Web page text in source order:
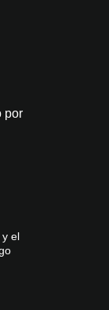
por
y el